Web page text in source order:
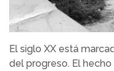
El siglo XX está
del progreso. El